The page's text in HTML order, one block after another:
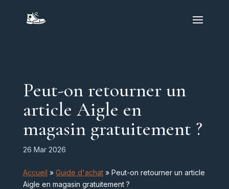
Peut-on retourner un
article Aigle en
magasin gratuitement ?
26 Mar 2026
Accueil » Guide d'achat» Peut-on retourner un article
Aigle en magasin gratuitement ?